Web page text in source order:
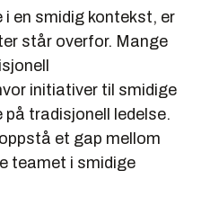
i en smidig kontekst, er
står overfor. Mange
initiativer til smidige
på tradisjonell ledelse.
et gap mellom
teamet i smidige